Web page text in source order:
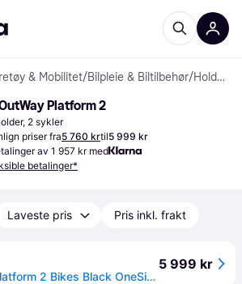
& Mobilitet/Bilpleie & Biltilbehør/ Holder til sportsutstyr
Platform 2
2 sykler
priser fra5 760 krtil5 999 kr
av 1 957 kr med
betalinger*
Laveste pris Pris inkl. frakt
Thule OutWay Platform 2 Bikes Black OneSize
5 999 kr